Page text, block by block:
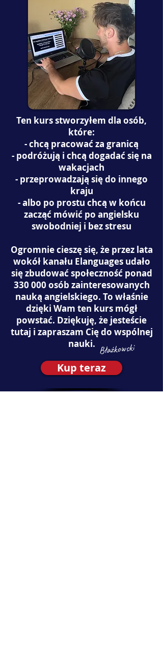
Błażkowski
Ten kurs stworzyłem dla osób,
które:
-chcą pracować za granicą
- podróżują i chcą dogadać się na
wakacjach
- przeprowadzają się do innego
kraju
- albo po prostu chcą w końcu
zacząć mówić po angielsku
swobodniej i bez stresu
Ogromnie cieszę się, że przez lata
wokół kanału Elanguages udało
się zbudować społeczność ponad
330 000 osób zainteresowanych
nauką angielskiego. To właśnie
dzięki Wam ten kurs mógł
powstać. Dziękuję, że jesteście
tutaj i zapraszam Cię do wspólnej
nauki.
Kup teraz